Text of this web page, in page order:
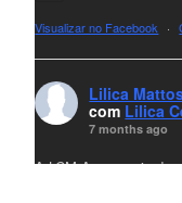
Visualizar no Facebook ·
Lilica
com Lilica
7 months ago
A LCM Assessoria